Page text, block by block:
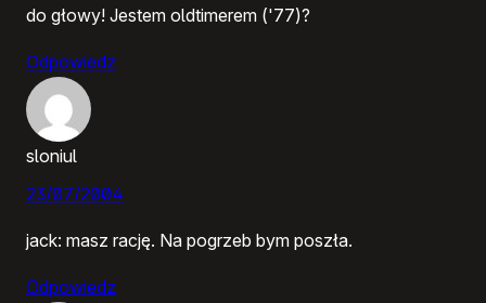
do głowy! Jestem oldtimerem ('77)?
Odpowiedz
sloniul
23/07/2004
jack: masz rację. Na pogrzeb bym poszła.
Odpowiedz